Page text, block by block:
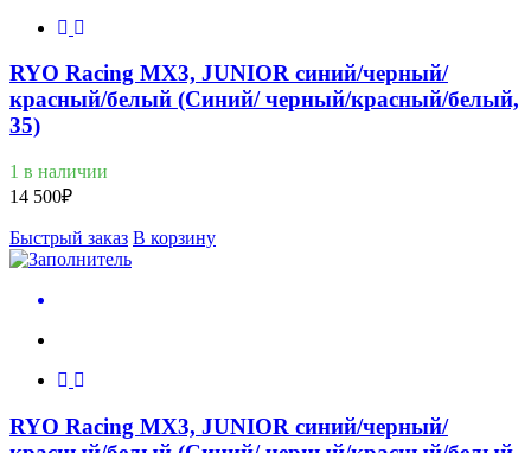
RYO Racing MX3, JUNIOR синий/черный/
красный/белый (Синий/ черный/красный/белый,
35)
1 в наличии
14 500₽
Быстрый заказ В корзину
RYO Racing MX3, JUNIOR синий/черный/